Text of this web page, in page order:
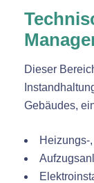
Dieser
Gebäudes,
Heizungs-